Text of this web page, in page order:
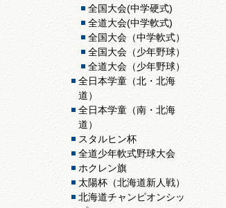
全国大会(中学硬式)
全道大会(中学軟式)
全国大会（中学軟式）
全国大会（少年野球）
全道大会（少年野球）
全日本学童（北・北海
道）
全日本学童（南・北海
道）
スタルヒン杯
全道少年軟式野球大会
ホクレン旗
太陽杯（北海道新人戦）
北海道チャンピオンシッ